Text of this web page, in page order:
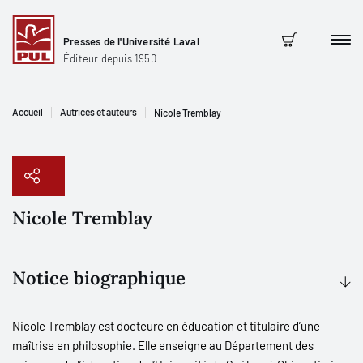
Presses de l'Université Laval
Éditeur depuis 1950
Panier
Accueil Autrices et auteurs Nicole Tremblay
Nicole Tremblay
Notice biographique
Nicole Tremblay est docteure en éducation et titulaire d’une
maîtrise en philosophie. Elle enseigne au Département des